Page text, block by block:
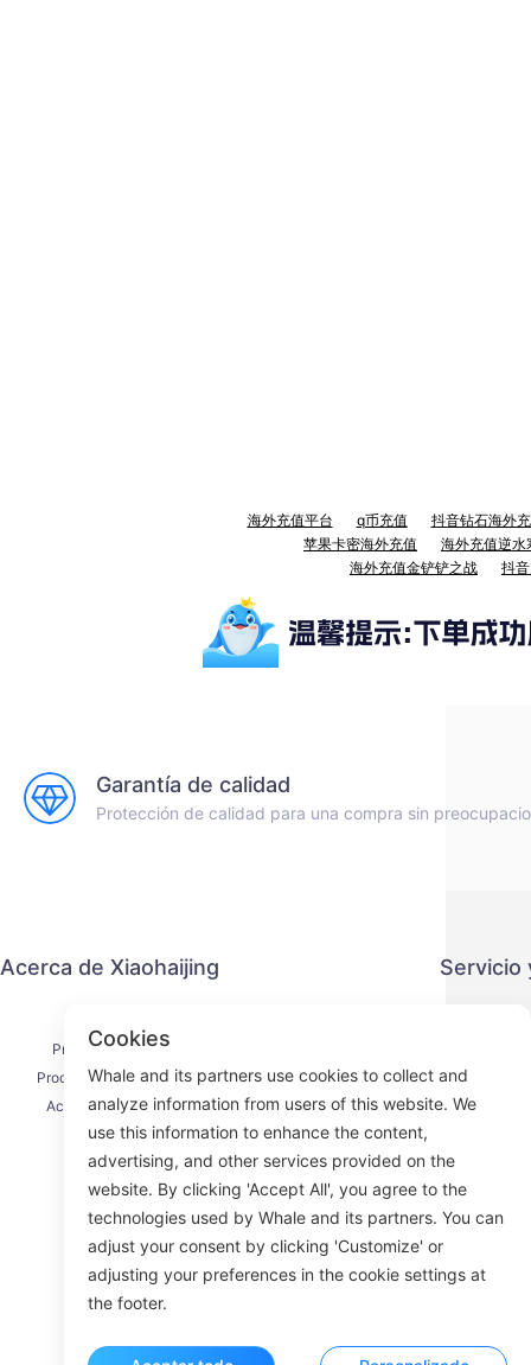
海外充值平台 q币充值
抖音钻石海外
苹果卡密海外充值
海外充值逆水
海外充值金铲铲之战
抖
Garantía de calidad
Protección de calidad para una compra sin
Acerca de Xiaohaijing
Proceso de envío
Proceso de reembolso
Acerca de nosotros
Servicio
ROOM
Cookies
Whale and its partners use cookies to collect and
analyze information from users of this website. We
use this information to enhance the content,
advertising, and other services provided on the
website. By clicking 'Accept All', you agree to the
technologies used by Whale and its partners. You can
adjust your consent by clicking 'Customize' or
adjusting your preferences in the cookie settings at
the footer.